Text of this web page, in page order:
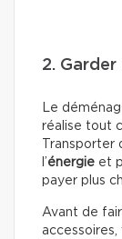
2.
Le
réalise tout
Transporter
l’énergie et
payer plus
Avant de